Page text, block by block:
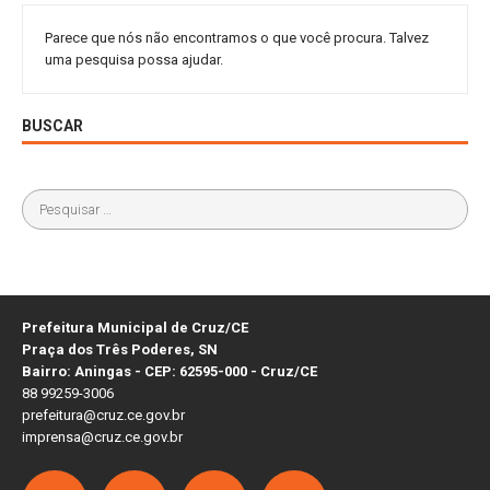
Parece que nós não encontramos o que você procura. Talvez
uma pesquisa possa ajudar.
BUSCAR
Prefeitura Municipal de Cruz/CE
Praça dos Três Poderes, SN
Bairro: Aningas - CEP: 62595-000 - Cruz/CE
88 99259-3006
prefeitura@cruz.ce.gov.br
imprensa@cruz.ce.gov.br